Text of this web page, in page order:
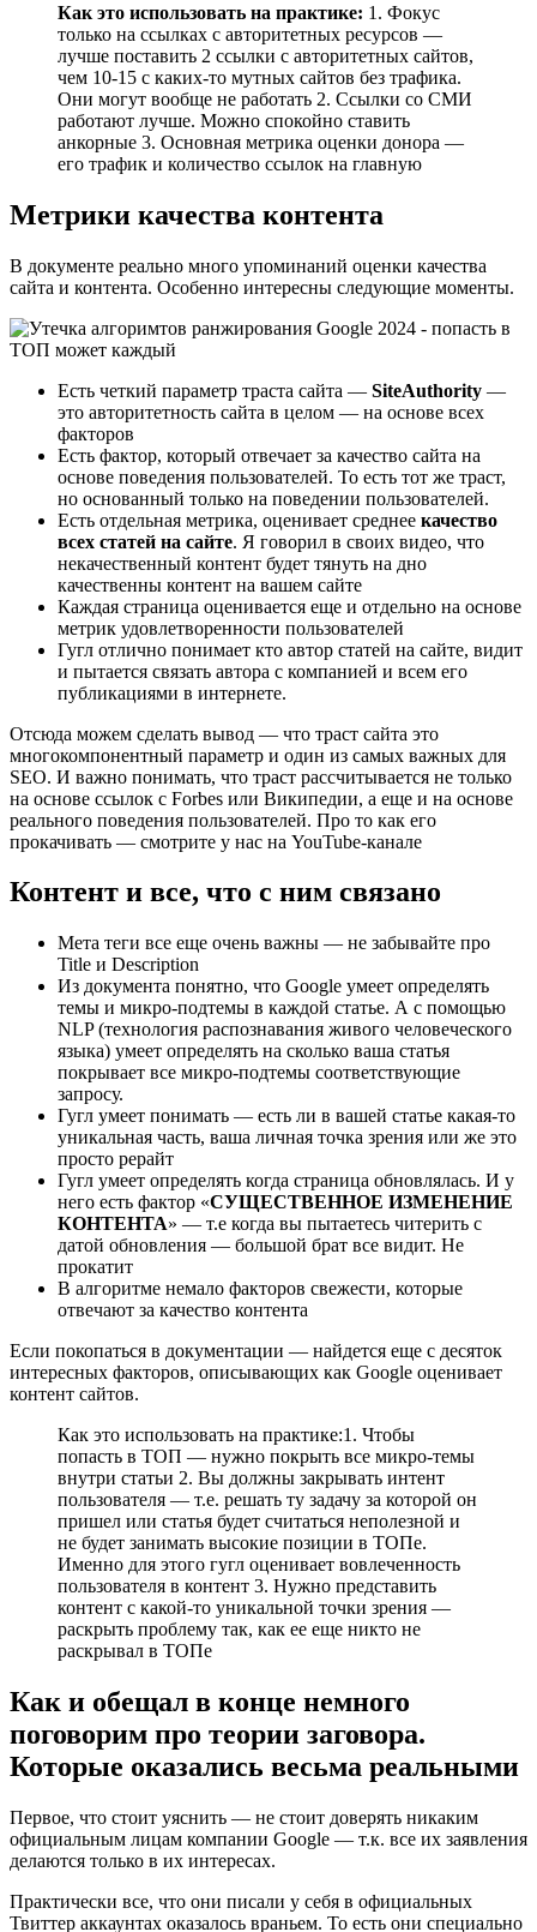
Как это использовать на практике: 1. Фокус
только на ссылках с авторитетных ресурсов —
лучше поставить 2 ссылки с авторитетных сайтов,
чем 10-15 с каких-то мутных сайтов без трафика.
Они могут вообще не работать 2. Ссылки со СМИ
работают лучше. Можно спокойно ставить
анкорные 3. Основная метрика оценки донора —
его трафик и количество ссылок на главную
Метрики качества контента
В документе реально много упоминаний оценки качества
сайта и контента. Особенно интересны следующие моменты.
Есть четкий параметр траста сайта — SiteAuthority —
это авторитетность сайта в целом — на основе всех
факторов
Есть фактор, который отвечает за качество сайта на
основе поведения пользователей. То есть тот же траст,
но основанный только на поведении пользователей.
Есть отдельная метрика, оценивает среднее качество
всех статей на сайте. Я говорил в своих видео, что
некачественный контент будет тянуть на дно
качественны контент на вашем сайте
Каждая страница оценивается еще и отдельно на основе
метрик удовлетворенности пользователей
Гугл отлично понимает кто автор статей на сайте, видит
и пытается связать автора с компанией и всем его
публикациями в интернете.
Отсюда можем сделать вывод — что траст сайта это
многокомпонентный параметр и один из самых важных для
SEO. И важно понимать, что траст рассчитывается не только
на основе ссылок с Forbes или Википедии, а еще и на основе
реального поведения пользователей. Про то как его
прокачивать — смотрите у нас на YouTube-канале
Контент и все, что с ним связано
Мета теги все еще очень важны — не забывайте про
Title и Description
Из документа понятно, что Google умеет определять
темы и микро-подтемы в каждой статье. А с помощью
NLP (технология распознавания живого человеческого
языка) умеет определять на сколько ваша статья
покрывает все микро-подтемы соответствующие
запросу.
Гугл умеет понимать — есть ли в вашей статье какая-то
уникальная часть, ваша личная точка зрения или же это
просто рерайт
Гугл умеет определять когда страница обновлялась. И у
него есть фактор «СУЩЕСТВЕННОЕ ИЗМЕНЕНИЕ
КОНТЕНТА» — т.е когда вы пытаетесь читерить с
датой обновления — большой брат все видит. Не
прокатит
В алгоритме немало факторов свежести, которые
отвечают за качество контента
Если покопаться в документации — найдется еще с десяток
интересных факторов, описывающих как Google оценивает
контент сайтов.
Как это использовать на практике:1. Чтобы
попасть в ТОП — нужно покрыть все микро-темы
внутри статьи 2. Вы должны закрывать интент
пользователя — т.е. решать ту задачу за которой он
пришел или статья будет считаться неполезной и
не будет занимать высокие позиции в ТОПе.
Именно для этого гугл оценивает вовлеченность
пользователя в контент 3. Нужно представить
контент с какой-то уникальной точки зрения —
раскрыть проблему так, как ее еще никто не
раскрывал в ТОПе
Как и обещал в конце немного
поговорим про теории заговора.
Которые оказались весьма реальными
Первое, что стоит уяснить — не стоит доверять никаким
официальным лицам компании Google — т.к. все их заявления
делаются только в их интересах.
Практически все, что они писали у себя в официальных
Твиттер аккаунтах оказалось враньем. То есть они специально